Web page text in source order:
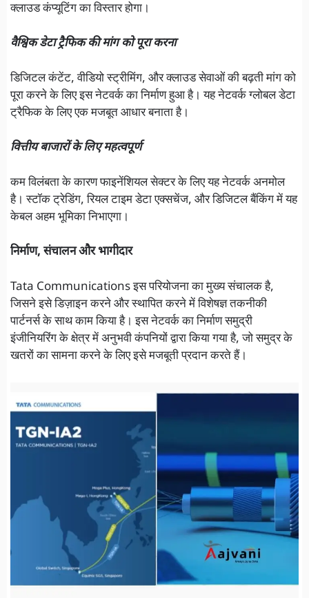
क्लाउड कंप्यूटिंग का विस्तार होगा।
वैश्विक डेटा ट्रैफिक की मांग को पूरा करना
डिजिटल कंटेंट, वीडियो स्ट्रीमिंग, और क्लाउड सेवाओं की बढ़ती मांग को
पूरा करने के लिए इस नेटवर्क का निर्माण हुआ है। यह नेटवर्क ग्लोबल डेटा
ट्रैफिक के लिए एक मजबूत आधार बनाता है।
वित्तीय बाजारों के लिए महत्वपूर्ण
कम विलंबता के कारण फाइनेंशियल सेक्टर के लिए यह नेटवर्क अनमोल
है। स्टॉक ट्रेडिंग, रियल टाइम डेटा एक्सचेंज, और डिजिटल बैंकिंग में यह
केबल अहम भूमिका निभाएगा।
निर्माण, संचालन और भागीदार
Tata Communications इस परियोजना का मुख्य संचालक है,
जिसने इसे डिज़ाइन करने और स्थापित करने में विशेषज्ञ तकनीकी
पार्टनर्स के साथ काम किया है। इस नेटवर्क का निर्माण समुद्री
इंजीनियरिंग के क्षेत्र में अनुभवी कंपनियों द्वारा किया गया है, जो समुद्र के
खतरों का सामना करने के लिए इसे मजबूती प्रदान करते हैं।